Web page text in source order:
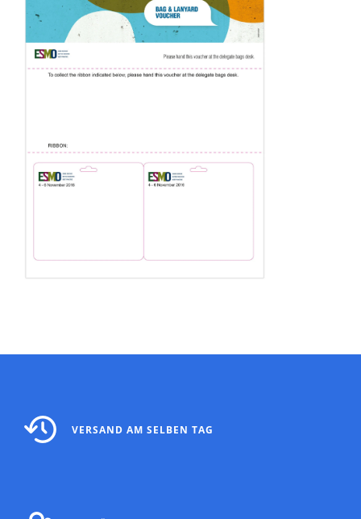
VERSAND AM SELBEN TAG